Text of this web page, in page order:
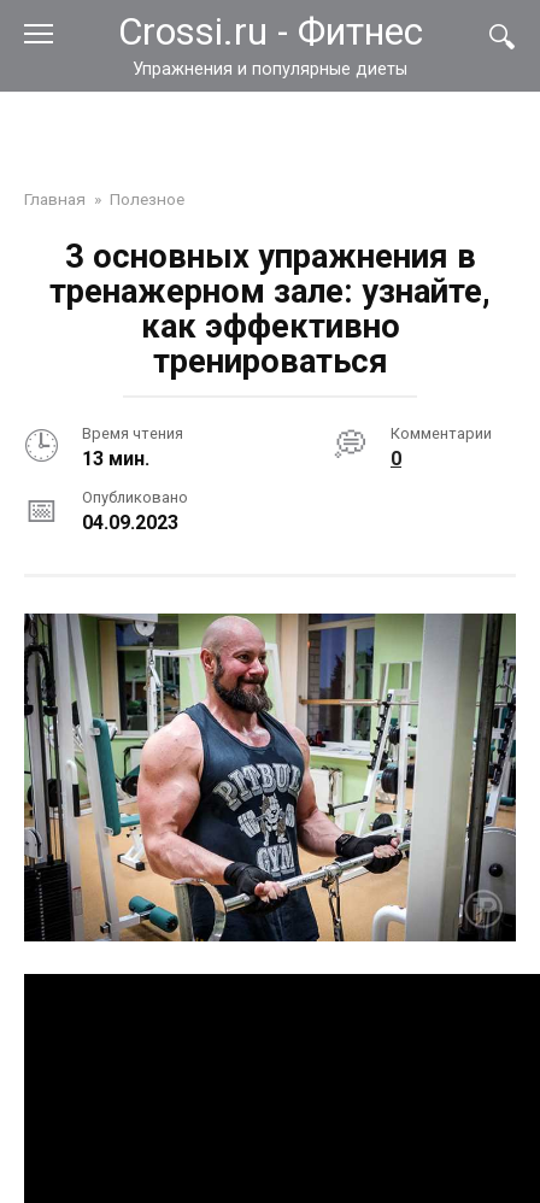
Crossi.ru - Фитнес
Упражнения и популярные диеты
Главная » Полезное
3 основных упражнения в
тренажерном зале: узнайте,
как эффективно
тренироваться
Время чтения
13 мин.
Комментарии
0
Опубликовано
04.09.2023